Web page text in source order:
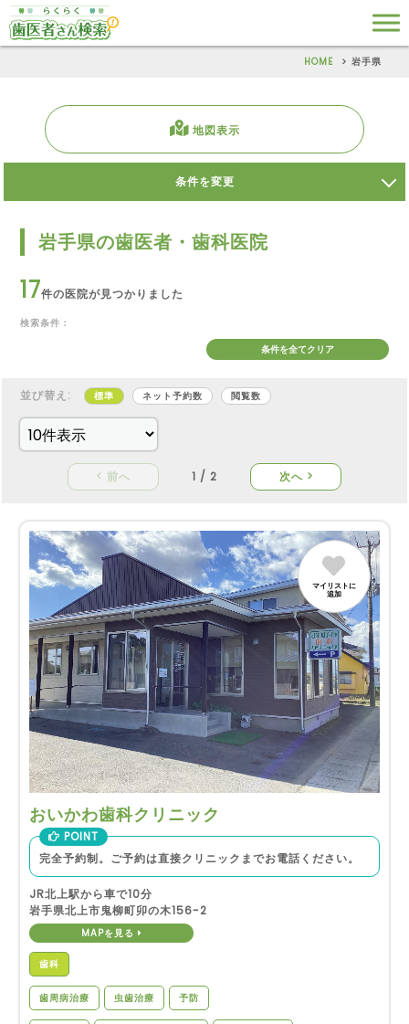
HOME 岩手県
地図表示
条件を変更
岩手県の歯医者・歯科医院
17件の医院が見つかりました
検索条件：
条件を全てクリア
並び替え: 標準 ネット予約数 閲覧数
< 前へ 1 / 2 次へ >
おいかわ歯科クリニック
マイリストに
追加
POINT
完全予約制。ご予約は直接クリニックまでお電話ください。
JR北上駅から車で10分
岩手県北上市鬼柳町卯の木156-2
MAPを見る
歯科
歯周病治療 虫歯治療 予防